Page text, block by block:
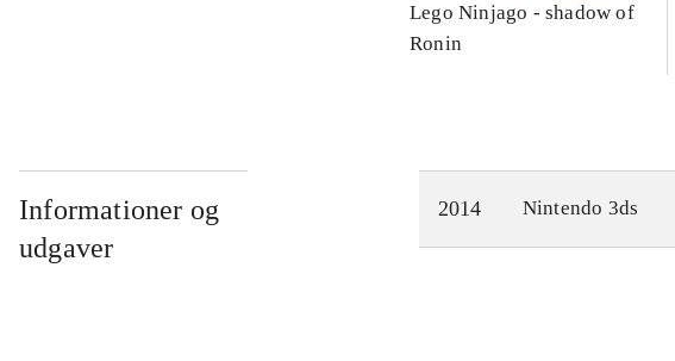
Lego Ninjago - shadow of
Ronin
Informationer og
udgaver
2014 Nintendo 3ds